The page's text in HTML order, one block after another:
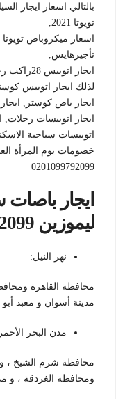
بالتالي اسعار ايجار
تويوتا 2021,
تأجيرهايس,
ايجار اتوبيس 28راكب رحلات, ايجار اتوبيس كوستر,
ايجار باص كوستر,
ايجار اتوبيسات رحلات,
اتوبيسات سياحية
0201099792099
ايجار
ليموزين 0201099792099
نهر النيل:
محافظة القاهرة
مدينة أسوان و معبد
مدن البحر
محافظة شرم الشيخ ، و
ومحافظة الغردقة ، و